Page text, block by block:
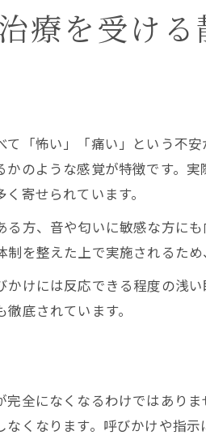
療を受ける
「怖い」「痛い」という不
のような感覚が特徴です。
寄せられています。
方、音や匂いに敏感な方に
を整えた上で実施されるた
けには反応できる程度の浅
底されています。
全になくなるわけではあり
くなります。呼びかけや指